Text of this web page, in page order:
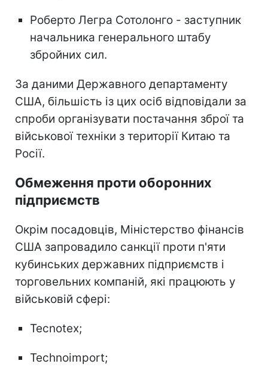
Роберто Легра Сотолонго - заступник
начальника генерального штабу
збройних сил.
За даними Державного департаменту
США, більшість із цих осіб відповідали за
спроби організувати постачання зброї та
військової техніки з території Китаю та
Росії.
Обмеження проти оборонних
підприємств
Окрім посадовців, Міністерство фінансів
США запровадило санкції проти п'яти
кубинських державних підприємств і
торговельних компаній, які працюють у
військовій сфері:
Tecnotex;
Technoimport;